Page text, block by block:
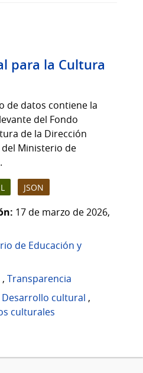
para la Cultura
de datos contiene la
del Fondo
de la Dirección
Ministerio de
JSON
17 de marzo de 2026,
de Educación y
, Transparencia
Desarrollo cultural ,
culturales